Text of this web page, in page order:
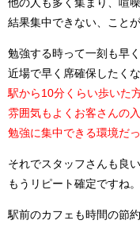
他の人も多く集まり、喧
結果集中できない、こと
勉強する時って一刻も早
近場で早く席確保したく
駅から10分くらい歩いた
雰囲気もよくお客さんの
勉強に集中できる環境だ
それでスタッフさんも良
もうリピート確定ですね。
駅前のカフェも時間の節